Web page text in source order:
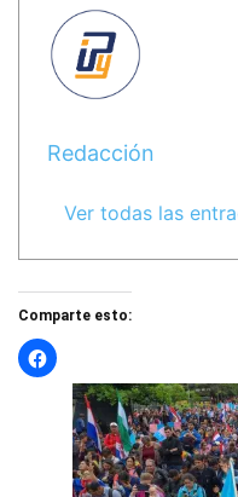
Redacción
Ver todas las
Comparte esto: